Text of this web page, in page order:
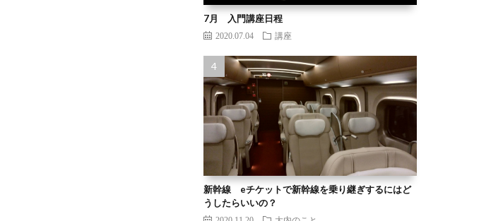
7月 入門講座日程
2020.07.04 講座
新幹線 eチケットで新幹線を乗り継ぎするにはど
うしたらいいの？